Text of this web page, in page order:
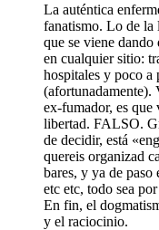
La auténtica
fanatismo. Lo de la
que se viene dando
en cualquier sitio:
hospitales y poco a
(afortunadamente).
ex-fumador, es que
libertad. FALSO.
de decidir, está
quereis organizad
bares, y ya de paso
etc etc, todo sea
En fin, el
y el raciocinio.